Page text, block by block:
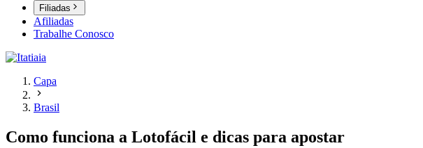
Filiadas
Afiliadas
Trabalhe Conosco
Capa
Brasil
Como funciona a Lotofácil e dicas para apostar